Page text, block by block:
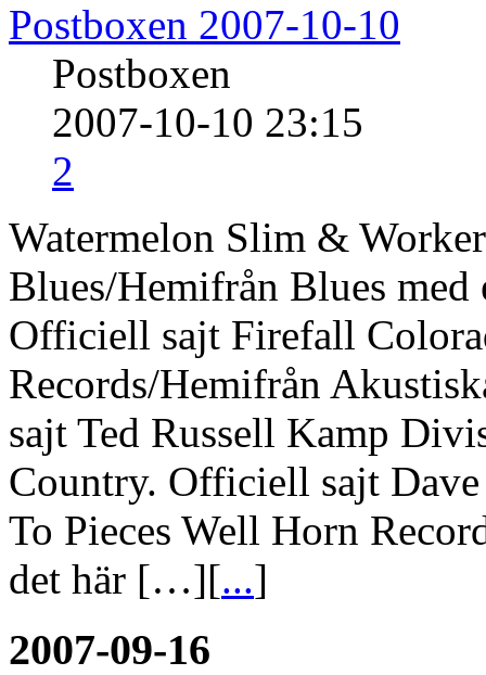
Postboxen 2007-10-10
Postboxen
2007-10-10 23:15
2
Watermelon Slim &
Blues/Hemifrån Blues med
Officiell sajt Firefall
Records/Hemifrån
sajt Ted Russell Kamp
Country. Officiell sajt Dave
To Pieces Well Horn
det här […][...]
2007-09-16